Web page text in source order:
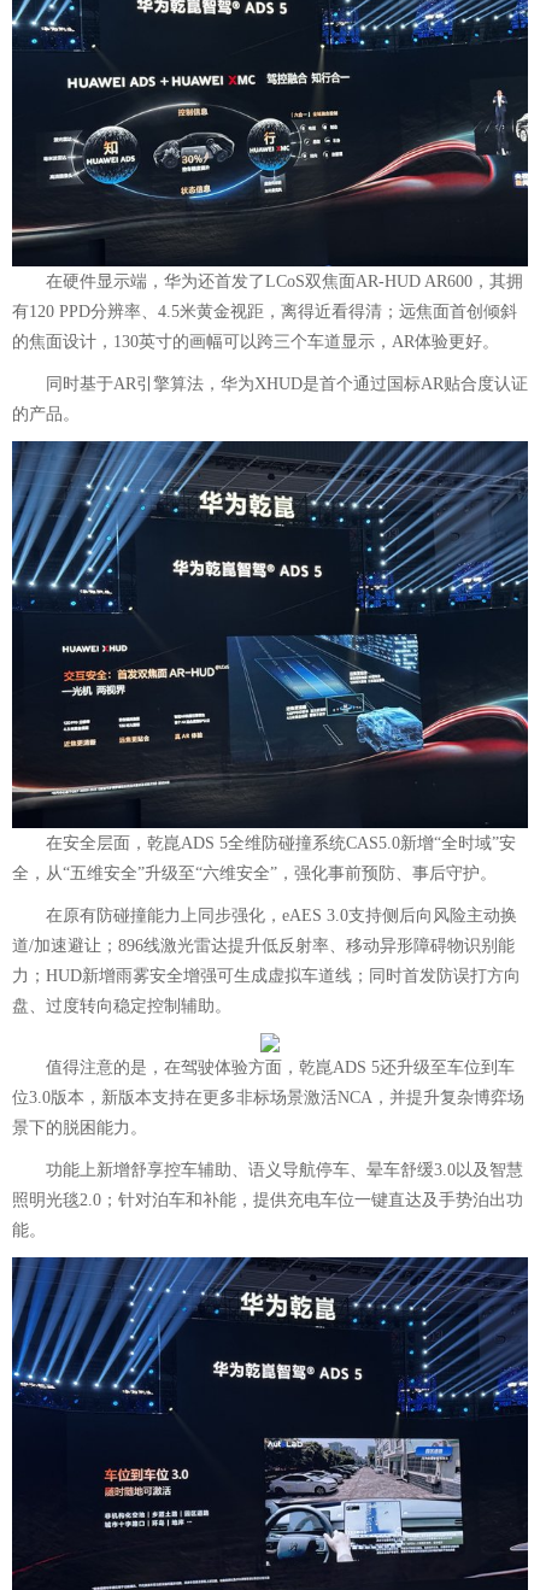
在硬件显示端，华为还首发了LCoS双焦面AR-HUD AR600，其拥
有120 PPD分辨率、4.5米黄金视距，离得近看得清；远焦面首创倾斜
的焦面设计，130英寸的画幅可以跨三个车道显示，AR体验更好。
同时基于AR引擎算法，华为XHUD是首个通过国标AR贴合度认证
的产品。
在安全层面，乾崑ADS 5全维防碰撞系统CAS5.0新增“全时域”安
全，从“五维安全”升级至“六维安全”，强化事前预防、事后守护。
在原有防碰撞能力上同步强化，eAES 3.0支持侧后向风险主动换
道/加速避让；896线激光雷达提升低反射率、移动异形障碍物识别能
力；HUD新增雨雾安全增强可生成虚拟车道线；同时首发防误打方向
盘、过度转向稳定控制辅助。
值得注意的是，在驾驶体验方面， 乾崑ADS 5还升级至车位到车
位3.0版本，新版本支持在更多非标场景激活NCA，并提升复杂博弈场
景下的脱困能力。
功能上新增舒享控车辅助、语义导航停车、晕车舒缓3.0以及智慧
照明光毯2.0；针对泊车和补能，提供充电车位一键直达及手势泊出功
能。